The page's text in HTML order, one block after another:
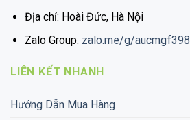
Địa chỉ: Hoài Đức, Hà Nội
Zalo Group: zalo.me/g/aucmgf398
LIÊN KẾT NHANH
Hướng Dẫn Mua Hàng